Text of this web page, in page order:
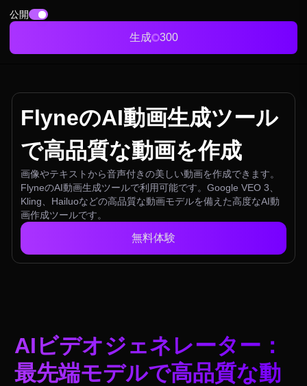
公開
生成 300
FlyneのAI動画生成ツール
で高品質な動画を作成
画像やテキストから音声付きの美しい動画を作成できます。
FlyneのAI動画生成ツールで利用可能です。Google VEO 3、
Kling、Hailuoなどの高品質な動画モデルを備えた高度なAI動
画作成ツールです。
無料体験
AIビデオジェネレーター：
最先端モデルで高品質な動